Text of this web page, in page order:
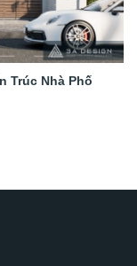
Trúc Nhà Phố